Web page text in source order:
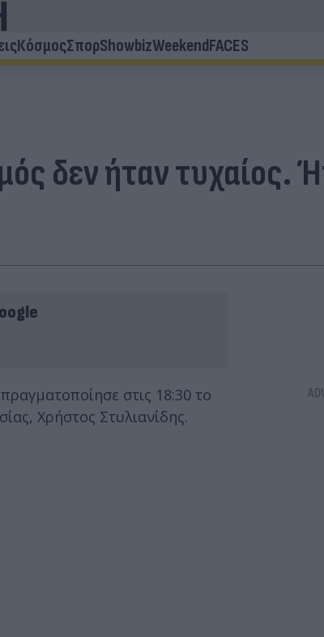
ΚόσμοςΣπορShowbizWeekendFACES
δεν ήταν τυχαίος.
στις 18:30 το
Χρήστος Στυλιανίδης.